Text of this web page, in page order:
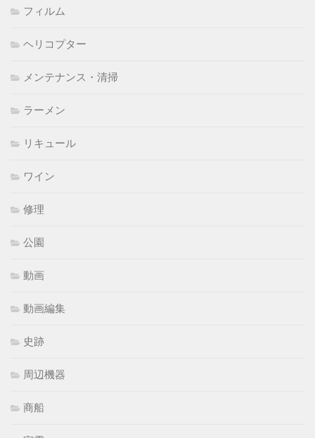
フィルム
ヘリコプター
メンテナンス・清掃
ラーメン
リキュール
ワイン
修理
公園
動画
動画編集
史跡
周辺機器
商船